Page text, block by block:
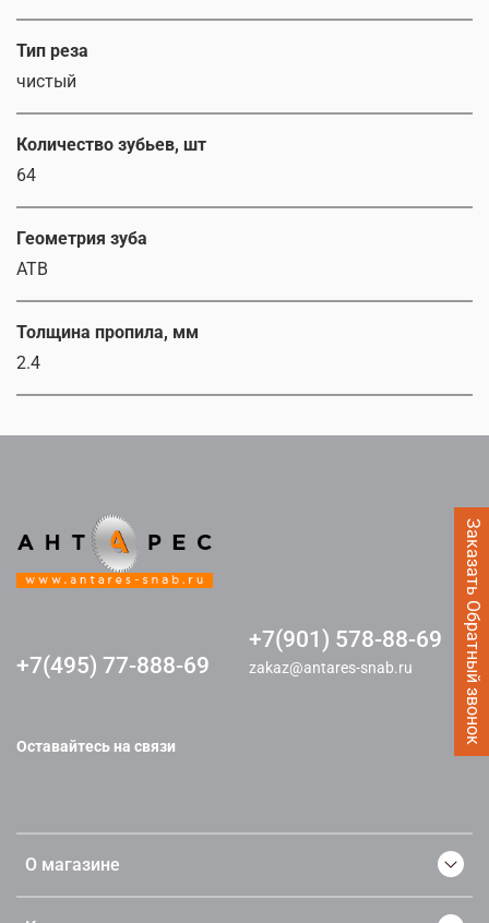
Заказать Обратный звонок
Тип реза
чистый
Количество зубьев, шт
64
Геометрия зуба
ATB
Толщина пропила, мм
2.4
О магазине
+7(495) 77-888-69
+7(901) 578-88-69
zakaz@antares-snab.ru
Оставайтесь на связи